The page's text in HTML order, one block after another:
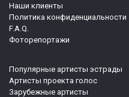
Наши клиенты
Политика конфиденциальности
F.A.Q.
Фоторепортажи
Популярные артисты эстрады
Артисты проекта голос
Зарубежные артисты